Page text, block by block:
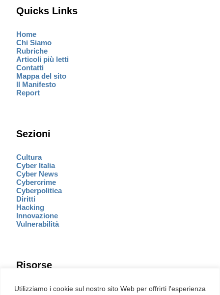
Utilizziamo i cookie sul nostro sito Web per offrirti l'esperienza
Quicks Links
Home
Chi Siamo
Rubriche
Articoli più letti
Contatti
Mappa del sito
Il Manifesto
Report
Sezioni
Cultura
Cyber Italia
Cyber News
Cybercrime
Cyberpolitica
Diritti
Hacking
Innovazione
Vulnerabilità
Risorse
Eventi